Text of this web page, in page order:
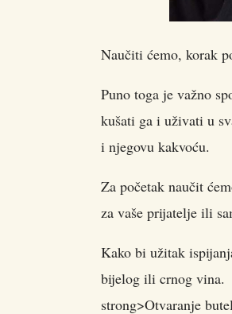
Naučiti ćemo, korak
Puno toga je važno
kušati ga i uživati u
i njegovu kakvoću.
Za početak naučit
za vaše prijatelje ili
Kako bi užitak
bijelog ili crnog vina.
strong>Otvaranje